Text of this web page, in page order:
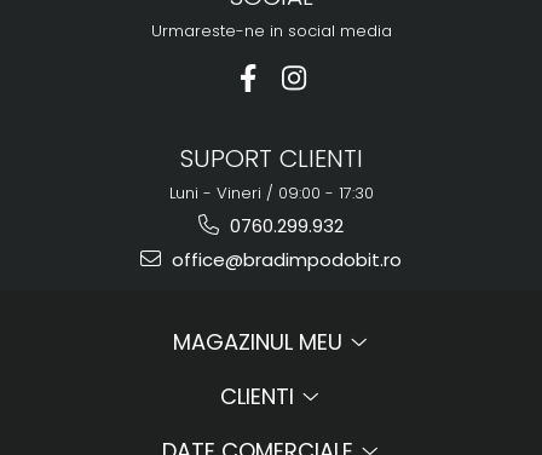
Urmareste-ne in social media
SUPORT CLIENTI
Luni - Vineri / 09:00 - 17:30
0760.299.932
office@bradimpodobit.ro
MAGAZINUL MEU
CLIENTI